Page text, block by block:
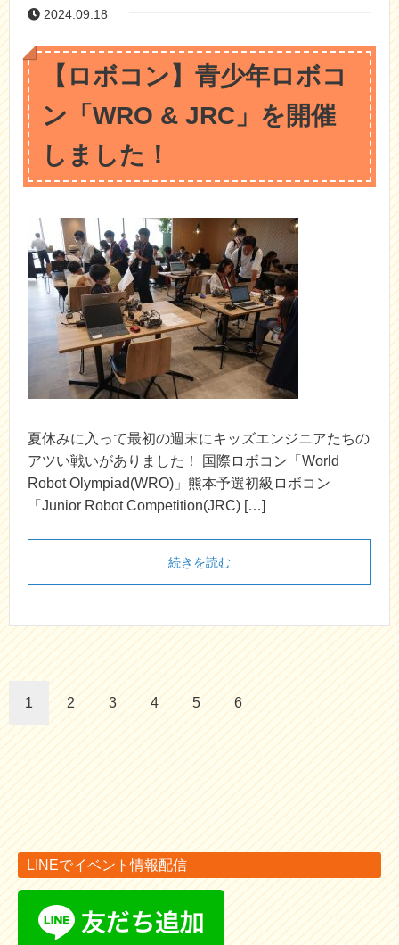
2024.09.18
【ロボコン】青少年ロボコ
ン「WRO & JRC」を開催
しました！
夏休みに入って最初の週末にキッズエンジニアたちの
アツい戦いがありました！ 国際ロボコン「World
Robot Olympiad(WRO)」熊本予選初級ロボコン
「Junior Robot Competition(JRC) […]
続きを読む
1 2 3 4 5 6
LINEでイベント情報配信